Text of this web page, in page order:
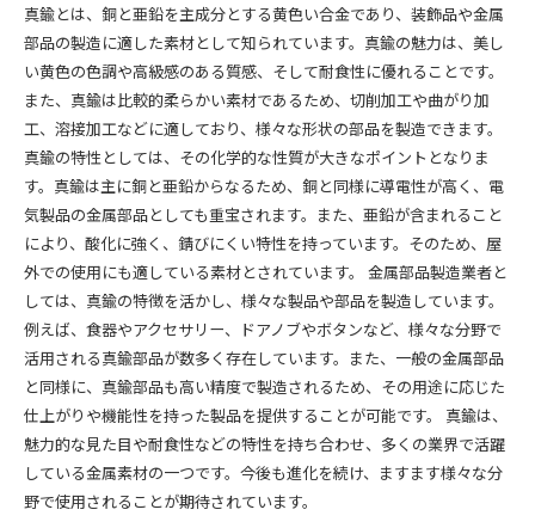
真鍮とは、銅と亜鉛を主成分とする黄色い合金であり、装飾品や金属
部品の製造に適した素材として知られています。真鍮の魅力は、美し
い黄色の色調や高級感のある質感、そして耐食性に優れることです。
また、真鍮は比較的柔らかい素材であるため、切削加工や曲がり加
工、溶接加工などに適しており、様々な形状の部品を製造できます。
真鍮の特性としては、その化学的な性質が大きなポイントとなりま
す。真鍮は主に銅と亜鉛からなるため、銅と同様に導電性が高く、電
気製品の金属部品としても重宝されます。また、亜鉛が含まれること
により、酸化に強く、錆びにくい特性を持っています。そのため、屋
外での使用にも適している素材とされています。 金属部品製造業者と
しては、真鍮の特徴を活かし、様々な製品や部品を製造しています。
例えば、食器やアクセサリー、ドアノブやボタンなど、様々な分野で
活用される真鍮部品が数多く存在しています。また、一般の金属部品
と同様に、真鍮部品も高い精度で製造されるため、その用途に応じた
仕上がりや機能性を持った製品を提供することが可能です。 真鍮は、
魅力的な見た目や耐食性などの特性を持ち合わせ、多くの業界で活躍
している金属素材の一つです。今後も進化を続け、ますます様々な分
野で使用されることが期待されています。